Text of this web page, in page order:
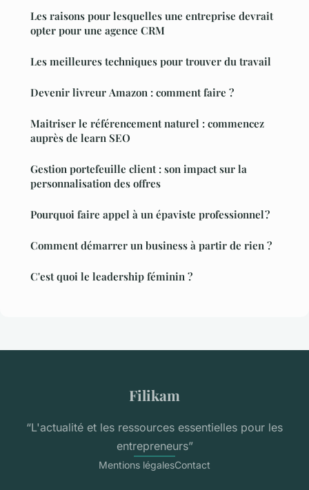
Les raisons pour lesquelles une entreprise devrait
opter pour une agence CRM
Les meilleures techniques pour trouver du travail
Devenir livreur Amazon : comment faire ?
Maitriser le référencement naturel : commencez
auprès de learn SEO
Gestion portefeuille client : son impact sur la
personnalisation des offres
Pourquoi faire appel à un épaviste professionnel ?
Comment démarrer un business à partir de rien ?
C'est quoi le leadership féminin ?
Filikam
“L'actualité et les ressources essentielles pour les
entrepreneurs”
Mentions légalesContact